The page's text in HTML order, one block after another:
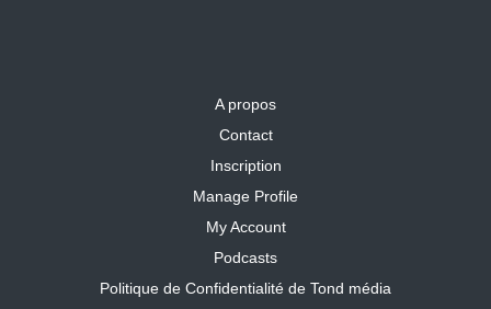
A propos
Contact
Inscription
Manage Profile
My Account
Podcasts
Politique de Confidentialité de Tond média